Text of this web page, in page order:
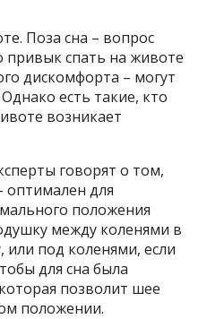
Поза сна – вопрос
привык спать на животе
дискомфорта – могут
есть такие, кто
возникает
говорят о том,
оптимален для
положения
между коленями в
под коленями, если
для сна была
позволит шее
положении.